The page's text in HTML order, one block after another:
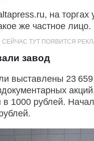
на торгах
же частное лицо.
завод
выставлены 23
в 1000 рублей.